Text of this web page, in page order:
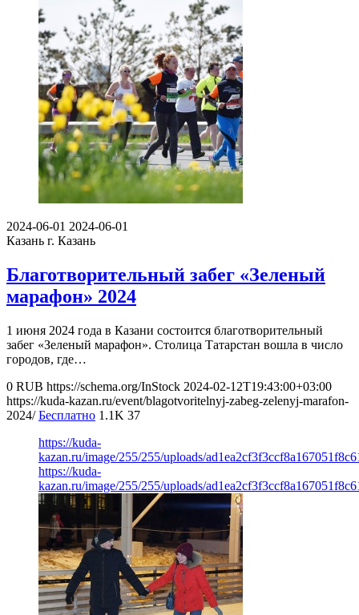
2024-06-01 2024-06-01
Казань г. Казань
Благотворительный забег «Зеленый
марафон» 2024
1 июня 2024 года в Казани состоится благотворительный
забег «Зеленый марафон». Столица Татарстан вошла в число
городов, где…
0 RUB https://schema.org/InStock 2024-02-12T19:43:00+03:00
https://kuda-kazan.ru/event/blagotvoritelnyj-zabeg-zelenyj-marafon-
2024/ Бесплатно 1.1K 37
https://kuda-
kazan.ru/image/255/255/uploads/
https://kuda-
kazan.ru/image/255/255/uploads/